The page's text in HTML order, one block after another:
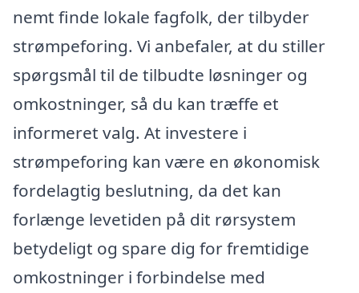
nemt finde lokale fagfolk, der tilbyder
strømpeforing. Vi anbefaler, at du stiller
spørgsmål til de tilbudte løsninger og
omkostninger, så du kan træffe et
informeret valg. At investere i
strømpeforing kan være en økonomisk
fordelagtig beslutning, da det kan
forlænge levetiden på dit rørsystem
betydeligt og spare dig for fremtidige
omkostninger i forbindelse med